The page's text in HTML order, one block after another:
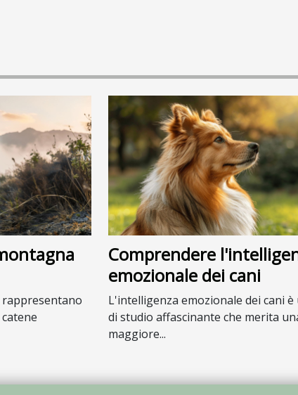
Comprendere
emozionale dei cani
L'intelligenza emozionale dei cani è
di studio affascinante che merita
maggiore...